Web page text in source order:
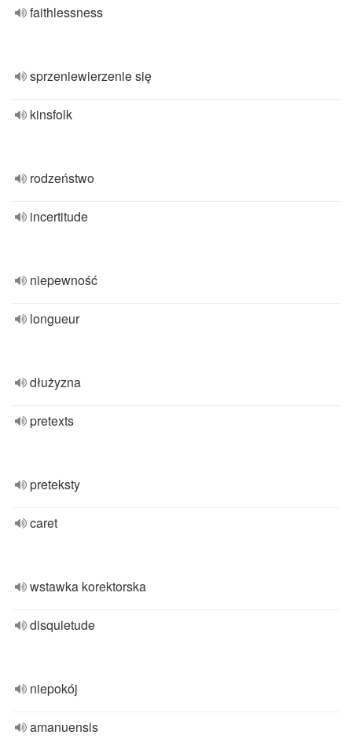
faithlessness
sprzeniewierzenie się
kinsfolk
rodzeństwo
incertitude
niepewność
longueur
dłużyzna
pretexts
preteksty
caret
wstawka korektorska
disquietude
niepokój
amanuensis